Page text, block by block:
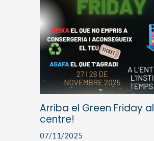
Arriba el Green Friday al
centre!
07/11/2025